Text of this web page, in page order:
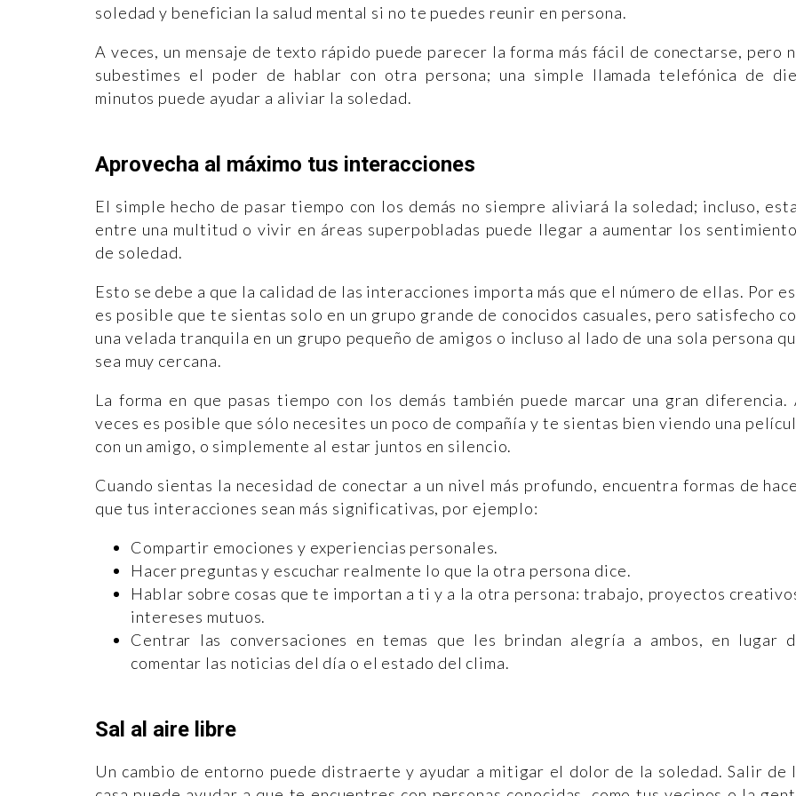
soledad y benefician la salud mental si no te puedes reunir en persona.
A veces, un mensaje de texto rápido puede parecer la forma más fácil de conectarse, pero
subestimes el poder de hablar con otra persona; una simple llamada telefónica de
minutos puede ayudar a aliviar la soledad.
Aprovecha al máximo tus interacciones
El simple hecho de pasar tiempo con los demás no siempre aliviará la soledad; incluso,
entre una multitud o vivir en áreas superpobladas puede llegar a aumentar los
de soledad.
Esto se debe a que la calidad de las interacciones importa más que el número de ellas. Por
es posible que te sientas solo en un grupo grande de conocidos casuales, pero satisfecho
una velada tranquila en un grupo pequeño de amigos o incluso al lado de una sola persona
sea muy cercana.
La forma en que pasas tiempo con los demás también puede marcar una gran diferencia.
veces es posible que sólo necesites un poco de compañía y te sientas bien viendo una
con un amigo, o simplemente al estar juntos en silencio.
Cuando sientas la necesidad de conectar a un nivel más profundo, encuentra formas de
que tus interacciones sean más significativas, por ejemplo:
Compartir emociones y experiencias personales.
Hacer preguntas y escuchar realmente lo que la otra persona dice.
Hablar sobre cosas que te importan a ti y a la otra persona: trabajo, proyectos
intereses mutuos.
Centrar las conversaciones en temas que les brindan alegría a ambos, en lugar
comentar las noticias del día o el estado del clima.
Sal al aire libre
Un cambio de entorno puede distraerte y ayudar a mitigar el dolor de la soledad. Salir de